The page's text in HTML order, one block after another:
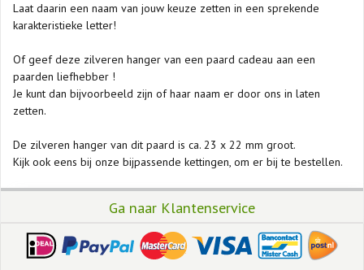
Laat daarin een naam van jouw keuze zetten in een sprekende
karakteristieke letter!
Of geef deze zilveren hanger van een paard cadeau aan een
paarden liefhebber !
Je kunt dan bijvoorbeeld zijn of haar naam er door ons in laten
zetten.
De zilveren hanger van dit paard is ca. 23 x 22 mm groot.
Kijk ook eens bij onze bijpassende kettingen, om er bij te bestellen.
Ga naar Klantenservice